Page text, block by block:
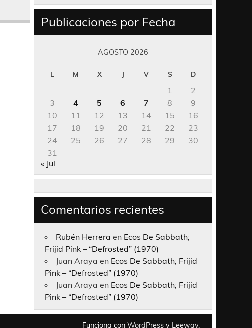
Publicaciones por Fecha
AGOSTO 2026
L M X J V S D
1
2
3
4 5 6 7 8
9
10
11 12 13 14 15
16
17
18 19 20 21 22
23
24
25 26 27 28 29
30
31
« Jul
Comentarios recientes
Rubén Herrera en Ecos De Sabbath;
Frijid Pink – “Defrosted” (1970)
Juan Araya en Ecos De Sabbath; Frijid
Pink – “Defrosted” (1970)
Juan Araya en Ecos De Sabbath; Frijid
Pink – “Defrosted” (1970)
Funciona con WordPress y Leeway.